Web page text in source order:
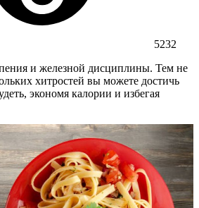
5232
и железной дисциплины. Тем не
хитростей вы можете достичь
экономя калории и избегая